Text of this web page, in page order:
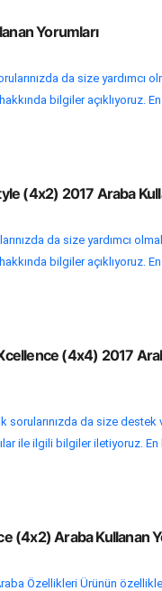
Yorumları
da size yardımcı
bilgiler açıklıyoruz. En
(4x2) 2017 Araba
da size yardımcı
bilgiler açıklıyoruz.
(4x4) 2017
da size destek
ile ilgili bilgiler iletiyoruz. En
(4x2) Araba Kullanan
Özellikleri Ürünün